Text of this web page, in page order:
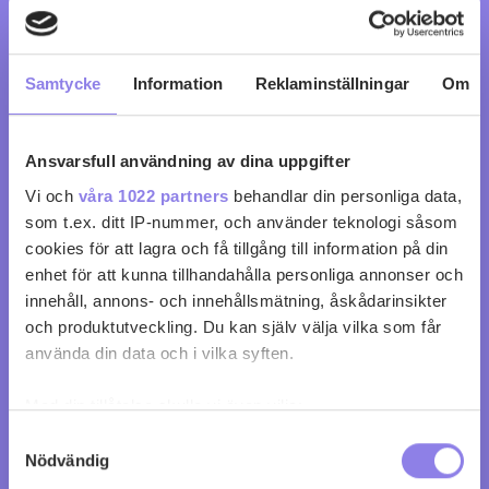
Samtycke Information Reklaminställningar Om
Ansvarsfull användning av dina uppgifter
Vi och våra 1022 partners behandlar din personliga data,
som t.ex. ditt IP-nummer, och använder teknologi såsom
cookies för att lagra och få tillgång till information på din
enhet för att kunna tillhandahålla personliga annonser och
innehåll, annons- och innehållsmätning, åskådarinsikter
och produktutveckling. Du kan själv välja vilka som får
använda din data och i vilka syften.
Med din tillåtelse skulle vi även vilja:
som kan ha en noggrannhet på upp till flera meter
Nödvändig